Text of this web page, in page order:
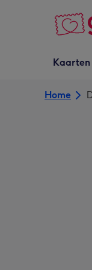
Kaarten
Kaarten
Home